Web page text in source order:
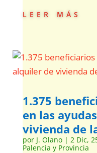
leer más
1.375
en las
vivienda de
por J. Olano| 2 Dic,
Palencia y Provincia